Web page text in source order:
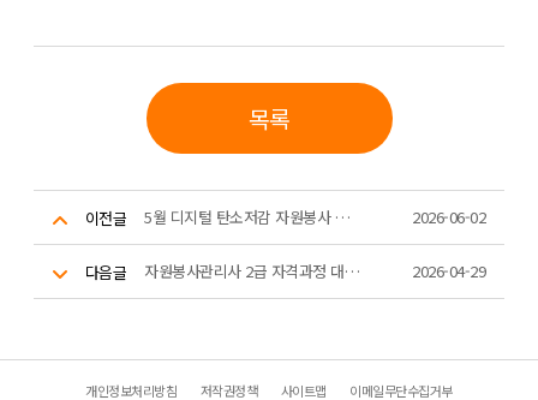
목록
이전글 5월 디지털 탄소저감 자원봉사 「그린웨일」 2026-06-02
다음글 자원봉사관리사 2급 자격과정 대면교육 운영 2026-04-29
개인정보처리방침 저작권정책 사이트맵 이메일무단수집거부